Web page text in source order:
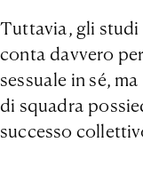
Tuttavia, gli studi
conta davvero
sessuale in sé,
di squadra
successo